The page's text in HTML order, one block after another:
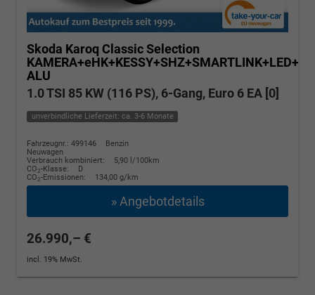
Skoda Karoq Classic Selection
ALU
1.0 TSI 85 KW (116 PS), 6-Gang, Euro 6 EA [0]
unverbindliche Lieferzeit: ca. 3-6 Monate
Fahrzeugnr.: 499146
Benzin
Neuwagen
Verbrauch kombiniert:
5,90 l/100km
CO2-Klasse:
D
CO2-Emissionen: 134,00 g/km
» Angebotdetails
26.990,– €
incl. 19% MwSt.